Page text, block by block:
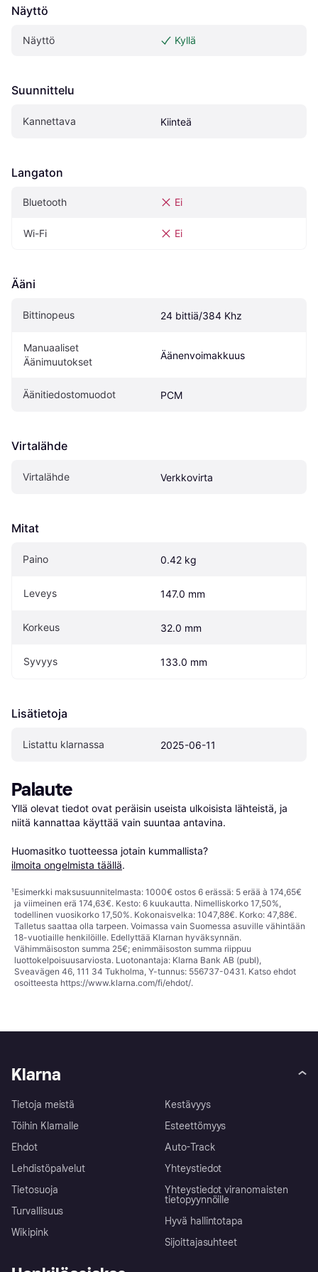
Näyttö
Näyttö Kyllä
Suunnittelu
Kannettava Kiinteä
Langaton
Bluetooth Ei
Wi-Fi Ei
Ääni
Bittinopeus 24 bittiä/384 Khz
Manuaaliset
Äänimuutokset
Äänenvoimakkuus
Äänitiedostomuodot PCM
Virtalähde
Virtalähde Verkkovirta
Mitat
Paino 0.42 kg
Leveys 147.0 mm
Korkeus 32.0 mm
Syvyys 133.0 mm
Lisätietoja
Listattu klarnassa 2025-06-11
Palaute
Yllä olevat tiedot ovat peräisin useista ulkoisista lähteistä, ja
niitä kannattaa käyttää vain suuntaa antavina.
Huomasitko tuotteessa jotain kummallista?
ilmoita ongelmista täällä.
¹Esimerkki maksusuunnitelmasta: 1000€ ostos 6 erässä: 5 erää à 174,65€
ja viimeinen erä 174,63€. Kesto: 6 kuukautta. Nimelliskorko 17,50%,
todellinen vuosikorko 17,50%. Kokonaisvelka: 1047,88€. Korko: 47,88€.
Talletus saattaa olla tarpeen. Voimassa vain Suomessa asuville vähintään
18-vuotiaille henkilöille. Edellyttää Klarnan hyväksynnän.
Vähimmäisoston summa 25€; enimmäisoston summa riippuu
luottokelpoisuusarviosta. Luotonantaja: Klarna Bank AB (publ),
Sveavägen 46, 111 34 Tukholma, Y-tunnus: 556737-0431. Katso ehdot
osoitteesta https://www.klarna.com/fi/ehdot/.
Klarna
Tietoja meistä
Töihin Klarnalle
Ehdot
Lehdistöpalvelut
Tietosuoja
Turvallisuus
Wikipink
Kestävyys
Esteettömyys
Auto-Track
Yhteystiedot
Yhteystiedot viranomaisten
tietopyynnöille
Hyvä hallintotapa
Sijoittajasuhteet